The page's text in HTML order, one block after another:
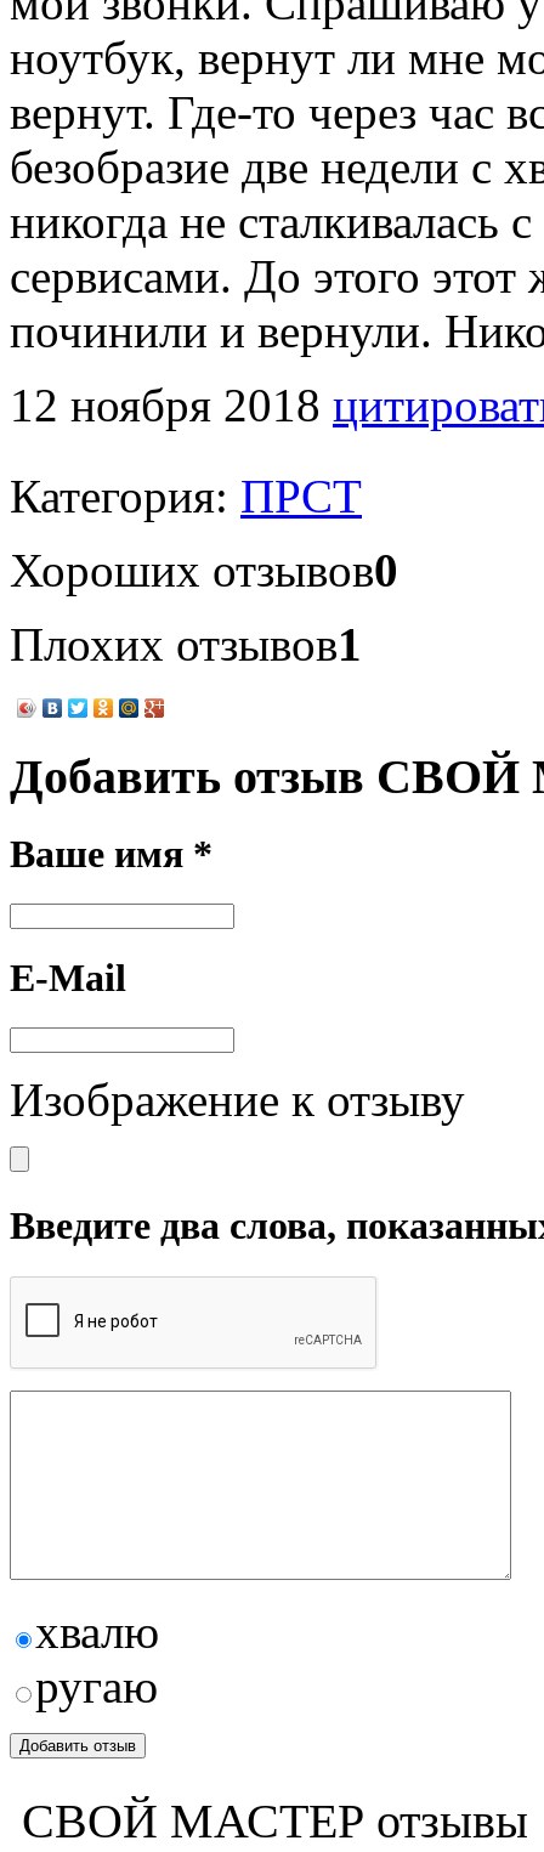
ноутбук, вернут ли мне
вернут. Где-то через час
безобразие две недели с
никогда не сталкивалась
сервисами. До этого
починили и вернули.
12 ноября 2018
Категория: ПРСТ
Хороших отзывов0
Плохих отзывов1
Добавить отзыв
Ваше имя *
E-Mail
Изображение к отзыву
Введите два слова,
хвалю
ругаю
СВОЙ МАСТЕР отзывы